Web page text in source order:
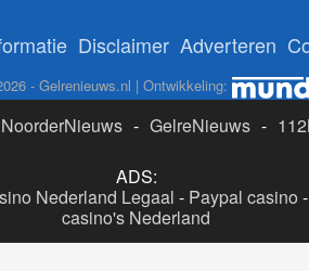
Disclaimer Adverteren
- Gelrenieuws.nl | Ontwikkeling:
NoorderNieuws - GelreNieuws -
ADS:
Nederland Legaal - Paypal casino -
casino's Nederland